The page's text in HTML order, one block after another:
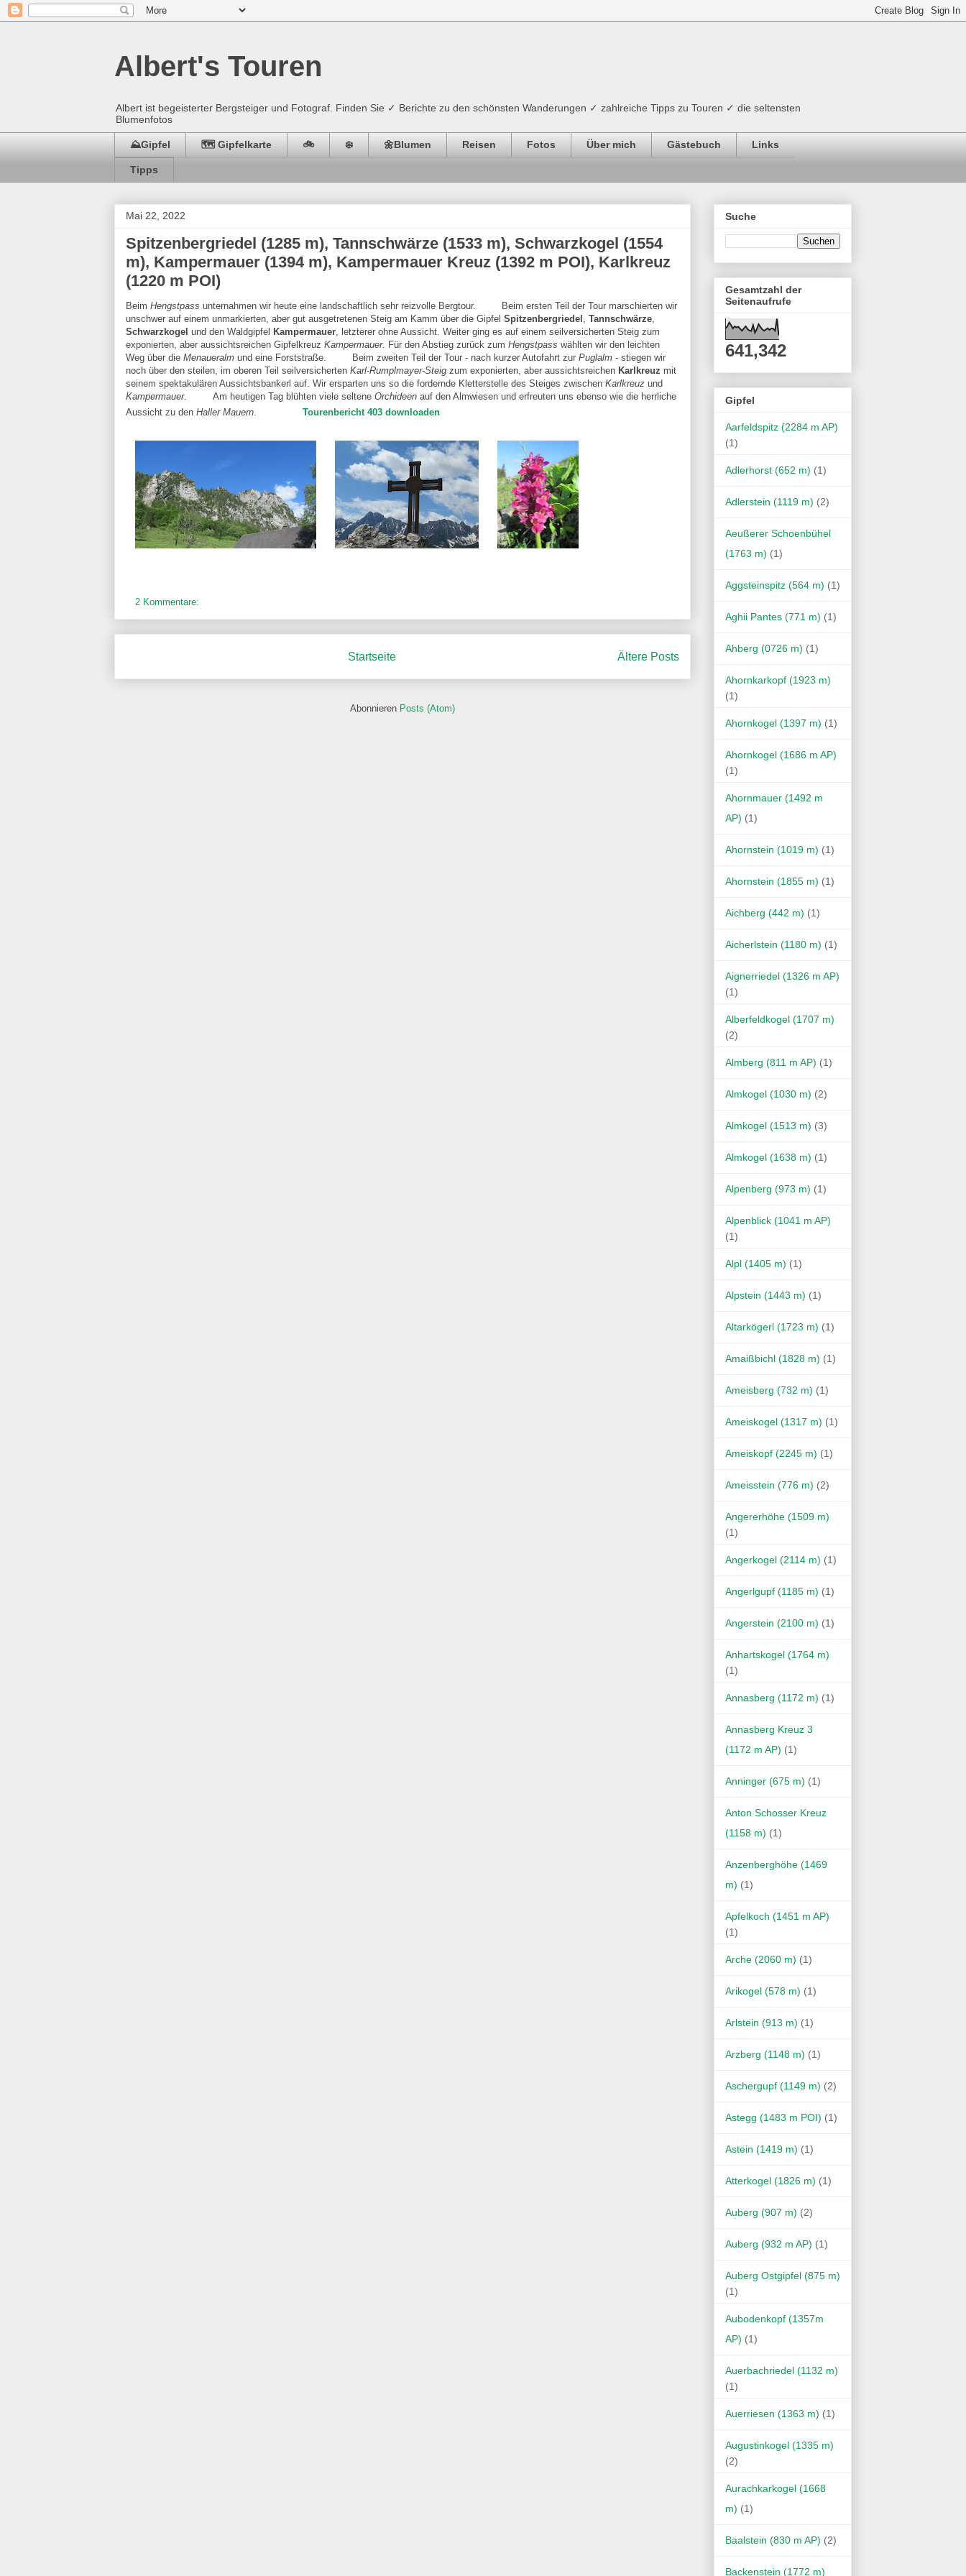
Albert's Touren
Albert ist begeisterter Bergsteiger und Fotograf. Finden Sie ✓ Berichte zu den schönsten Wanderungen ✓ zahlreiche Tipps zu Touren ✓ die seltensten
Blumenfotos
⛰️Gipfel 🗺️ Gipfelkarte 🚲 ❄️ 🌼Blumen Reisen Fotos Über mich Gästebuch Links
Tipps
Mai 22, 2022
Spitzenbergriedel (1285 m), Tannschwärze (1533 m), Schwarzkogel (1554
m), Kampermauer (1394 m), Kampermauer Kreuz (1392 m POI), Karlkreuz
(1220 m POI)
Beim Hengstpass unternahmen wir heute eine landschaftlich sehr reizvolle Bergtour.
Beim ersten Teil der Tour marschierten wir
unschwer auf einem unmarkierten, aber gut ausgetretenen Steig am Kamm über die Gipfel Spitzenbergriedel Tannschwärze
Schwarzkogel und den Waldgipfel Kampermauer , letzterer ohne Aussicht. Weiter ging es auf einem seilversicherten Steig zum
exponierten, aber aussichtsreichen Gipfelkreuz Kampermauer. Für den Abstieg zurück zum Hengstpass wählten wir den leichten
Weg über die Menaueralm und eine Forststraße. Beim zweiten Teil der Tour - nach kurzer Autofahrt zur Puglalm - stiegen wir
noch über den steilen, im oberen Teil seilversicherten Karl-Rumplmayer-Steig zum exponierten, aber aussichtsreichen Karlkreuz mit
seinem spektakulären Aussichtsbankerl auf. Wir ersparten uns so die fordernde Kletterstelle des Steiges zwischen Karlkreuz und
Kampermauer. Am heutigen Tag blühten viele seltene Orchideen auf den Almwiesen und erfreuten uns ebenso wie die herrliche
Aussicht zu den Haller Mauern Tourenbericht 403 downloaden
2 Kommentare:
Ältere Posts
Startseite
Abonnieren Posts (Atom)
Suche
Gesamtzahl der
Seitenaufrufe
641,342
Gipfel
Aarfeldspitz (2284 m AP)
(1)
Adlerhorst (652 m) (1)
Adlerstein (1119 m) (2)
Aeußerer Schoenbühel
(1763 m) (1)
Aggsteinspitz (564 m) (1)
Aghii Pantes (771 m) (1)
Ahberg (0726 m) (1)
Ahornkarkopf (1923 m)
(1)
Ahornkogel (1397 m) (1)
Ahornkogel (1686 m AP)
(1)
Ahornmauer (1492 m
AP) (1)
Ahornstein (1019 m) (1)
Ahornstein (1855 m) (1)
Aichberg (442 m) (1)
Aicherlstein (1180 m) (1)
Aignerriedel (1326 m AP)
(1)
Alberfeldkogel (1707 m)
(2)
Almberg (811 m AP) (1)
Almkogel (1030 m) (2)
Almkogel (1513 m) (3)
Almkogel (1638 m) (1)
Alpenberg (973 m) (1)
Alpenblick (1041 m AP)
(1)
Alpl (1405 m) (1)
Alpstein (1443 m) (1)
Altarkögerl (1723 m) (1)
Amaißbichl (1828 m) (1)
Ameisberg (732 m) (1)
Ameiskogel (1317 m) (1)
Ameiskopf (2245 m) (1)
Ameisstein (776 m) (2)
Angererhöhe (1509 m)
(1)
Angerkogel (2114 m) (1)
Angerlgupf (1185 m) (1)
Angerstein (2100 m) (1)
Anhartskogel (1764 m)
(1)
Annasberg (1172 m) (1)
Annasberg Kreuz 3
(1172 m AP) (1)
Anninger (675 m) (1)
Anton Schosser Kreuz
(1158 m) (1)
Anzenberghöhe (1469
m) (1)
Apfelkoch (1451 m AP)
(1)
Arche (2060 m) (1)
Arikogel (578 m) (1)
Arlstein (913 m) (1)
Arzberg (1148 m) (1)
Aschergupf (1149 m) (2)
Astegg (1483 m POI) (1)
Astein (1419 m) (1)
Atterkogel (1826 m) (1)
Auberg (907 m) (2)
Auberg (932 m AP) (1)
Auberg Ostgipfel (875 m)
(1)
Aubodenkopf (1357m
AP) (1)
Auerbachriedel (1132 m)
(1)
Auerriesen (1363 m) (1)
Augustinkogel (1335 m)
(2)
Aurachkarkogel (1668
m) (1)
Baalstein (830 m AP) (2)
Backenstein (1772 m)